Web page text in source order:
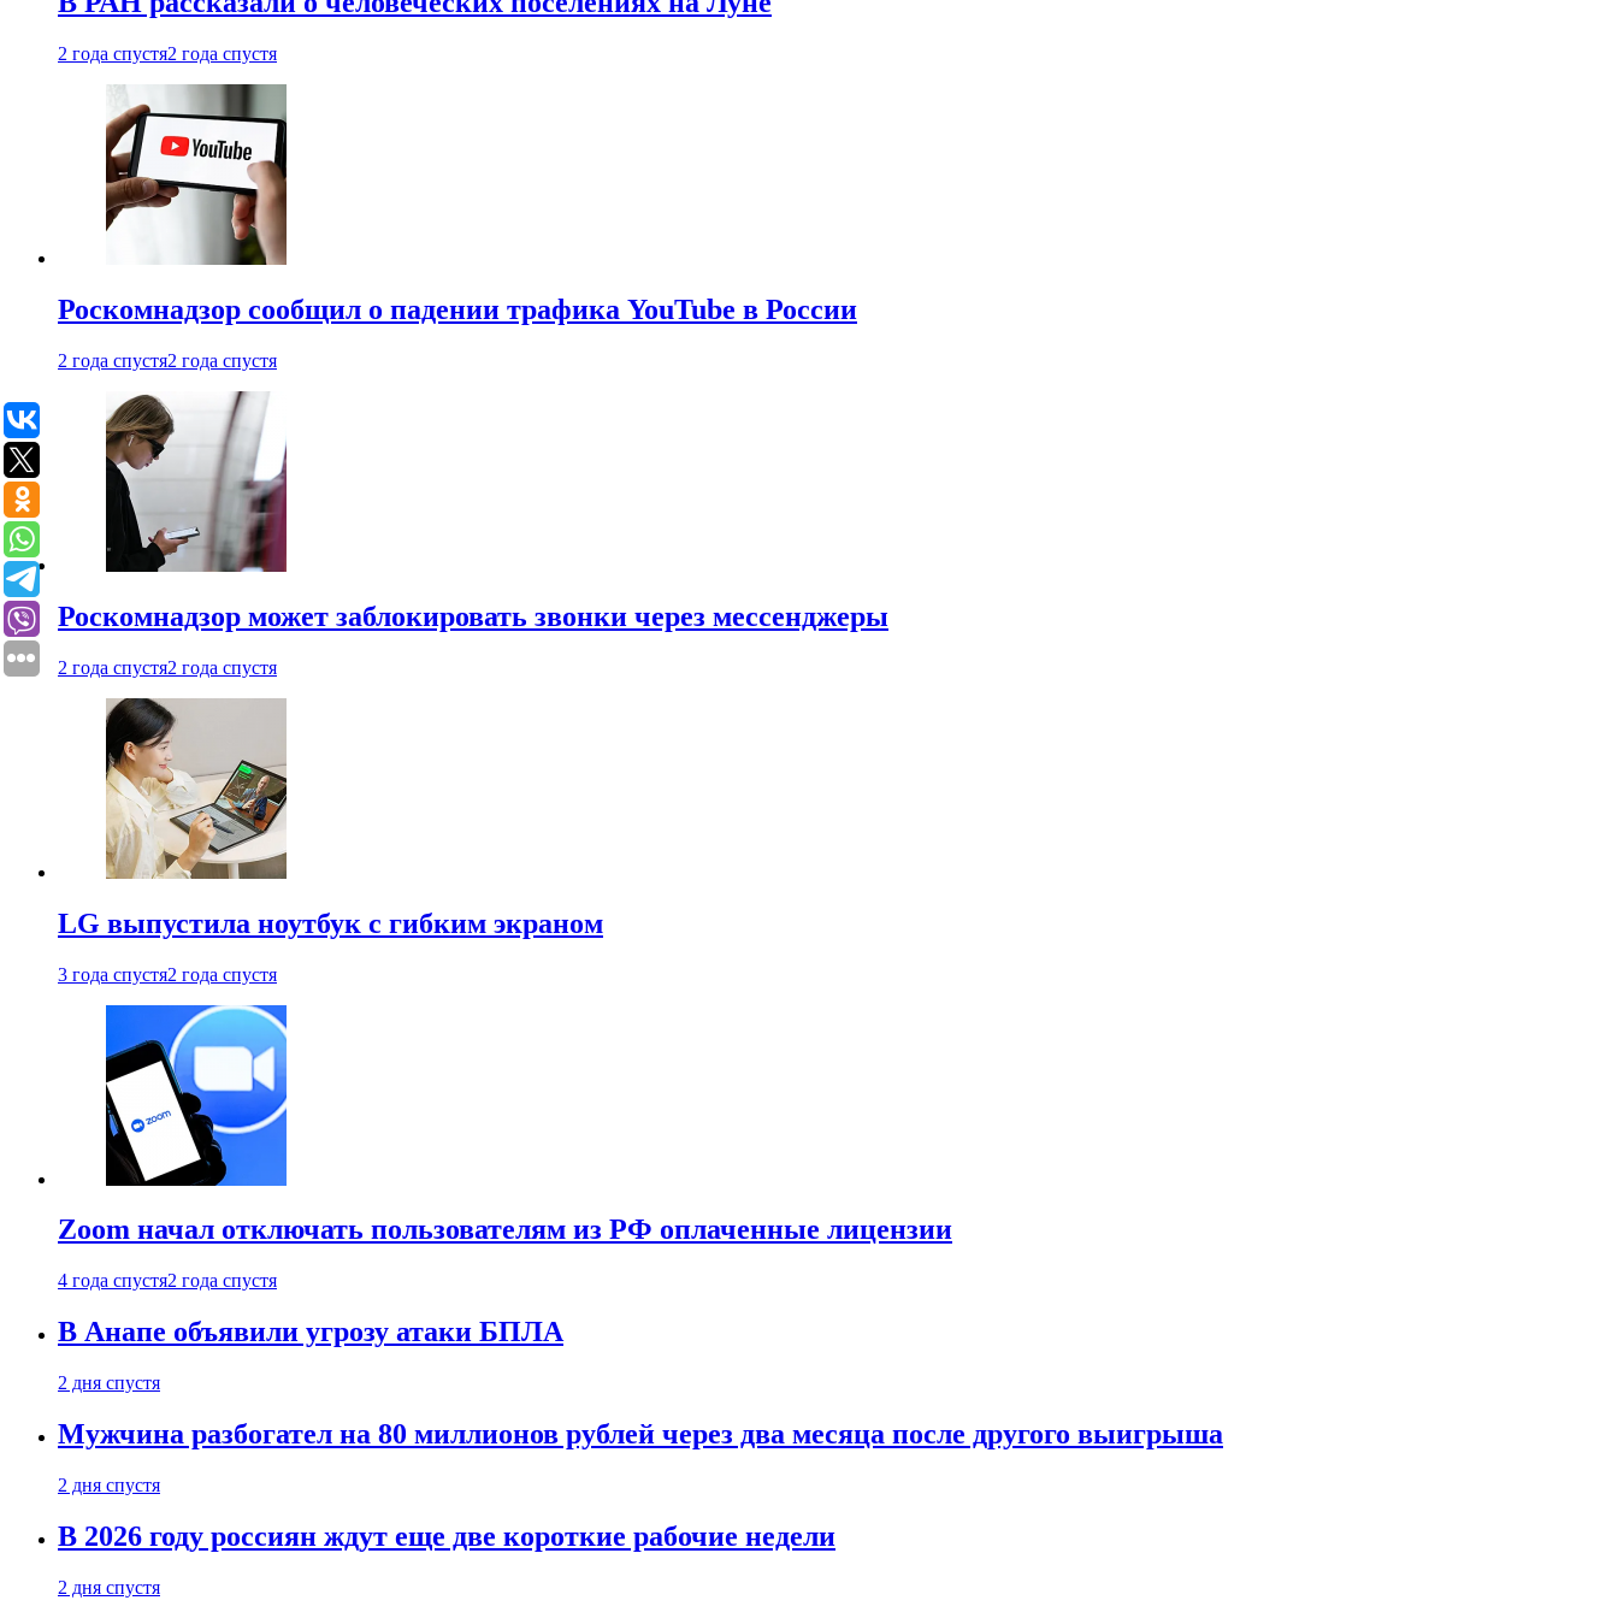
2 года спустя2 года спустя
Роскомнадзор сообщил о падении трафика YouTube в России
2 года спустя2 года спустя
Роскомнадзор может заблокировать звонки через мессенджеры
2 года спустя2 года спустя
LG выпустила ноутбук с гибким экраном
3 года спустя2 года спустя
Zoom начал отключать пользователям из РФ оплаченные лицензии
4 года спустя2 года спустя
В Анапе объявили угрозу атаки БПЛА
2 дня спустя
Мужчина разбогател на 80 миллионов рублей через два месяца после другого выигрыша
2 дня спустя
В 2026 году россиян ждут еще две короткие рабочие недели
2 дня спустя